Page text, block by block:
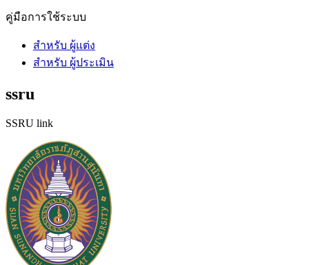
คู่มือการใช้ระบบ
สำหรับ ผู้แต่ง
สำหรับ ผู้ประเมิน
ssru
SSRU link